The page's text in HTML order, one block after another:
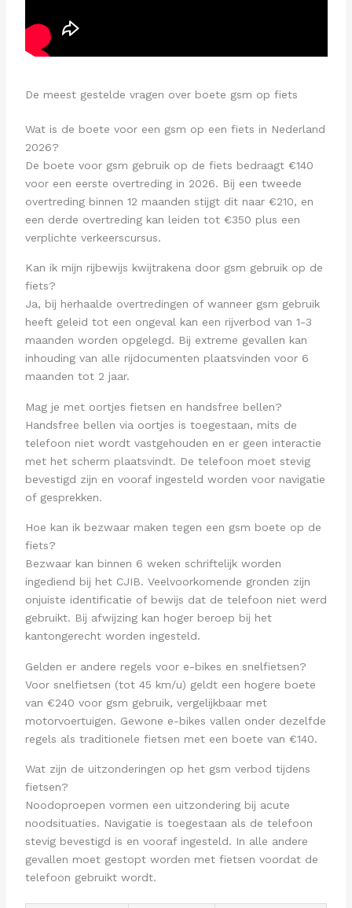
De meest gestelde vragen over boete gsm op fiets
Wat is de boete voor een gsm op een fiets in Nederland
2026?
De boete voor gsm gebruik op de fiets bedraagt €140
voor een eerste overtreding in 2026. Bij een tweede
overtreding binnen 12 maanden stijgt dit naar €210, en
een derde overtreding kan leiden tot €350 plus een
verplichte verkeerscursus.
Kan ik mijn rijbewijs kwijtrakena door gsm gebruik op de
fiets?
Ja, bij herhaalde overtredingen of wanneer gsm gebruik
heeft geleid tot een ongeval kan een rijverbod van 1-3
maanden worden opgelegd. Bij extreme gevallen kan
inhouding van alle rijdocumenten plaatsvinden voor 6
maanden tot 2 jaar.
Mag je met oortjes fietsen en handsfree bellen?
Handsfree bellen via oortjes is toegestaan, mits de
telefoon niet wordt vastgehouden en er geen interactie
met het scherm plaatsvindt. De telefoon moet stevig
bevestigd zijn en vooraf ingesteld worden voor navigatie
of gesprekken.
Hoe kan ik bezwaar maken tegen een gsm boete op de
fiets?
Bezwaar kan binnen 6 weken schriftelijk worden
ingediend bij het CJIB. Veelvoorkomende gronden zijn
onjuiste identificatie of bewijs dat de telefoon niet werd
gebruikt. Bij afwijzing kan hoger beroep bij het
kantongerecht worden ingesteld.
Gelden er andere regels voor e-bikes en snelfietsen?
Voor snelfietsen (tot 45 km/u) geldt een hogere boete
van €240 voor gsm gebruik, vergelijkbaar met
motorvoertuigen. Gewone e-bikes vallen onder dezelfde
regels als traditionele fietsen met een boete van €140.
Wat zijn de uitzonderingen op het gsm verbod tijdens
fietsen?
Noodoproepen vormen een uitzondering bij acute
noodsituaties. Navigatie is toegestaan als de telefoon
stevig bevestigd is en vooraf ingesteld. In alle andere
gevallen moet gestopt worden met fietsen voordat de
telefoon gebruikt wordt.